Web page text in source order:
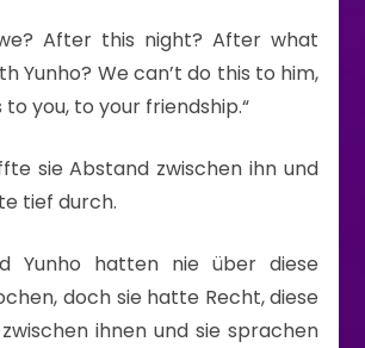
After this night? After what
Yunho? We can’t do this to him,
to you, to your friendship.“
sie Abstand zwischen ihn und
tief durch.
Yunho hatten nie über diese
doch sie hatte Recht, diese
ihnen und sie sprachen